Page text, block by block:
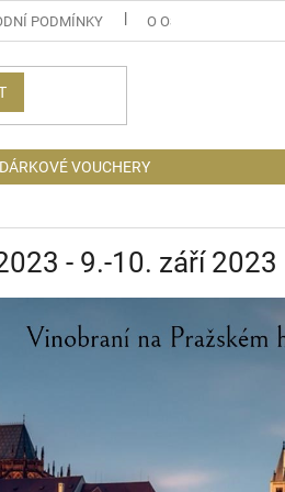
PODMÍNKY O OSOBNÍCH ÚDAJÍCH
DÁRKOVÉ VOUCHERY
- 9.-10. září 2023